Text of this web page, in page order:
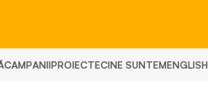
CAMPANIIPROIECTECINE SUNTEMENGLISH